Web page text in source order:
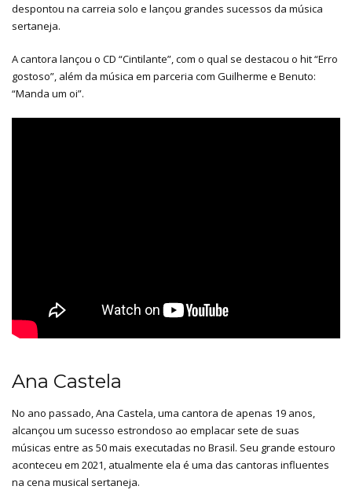
despontou na carreia solo e lançou grandes sucessos da música
sertaneja.
A cantora lançou o CD “Cintilante”, com o qual se destacou o hit “Erro
gostoso”, além da música em parceria com Guilherme e Benuto:
“Manda um oi”.
Ana Castela
No ano passado, Ana Castela, uma cantora de apenas 19 anos,
alcançou um sucesso estrondoso ao emplacar sete de suas
músicas entre as 50 mais executadas no Brasil. Seu grande estouro
aconteceu em 2021, atualmente ela é uma das cantoras influentes
na cena musical sertaneja.